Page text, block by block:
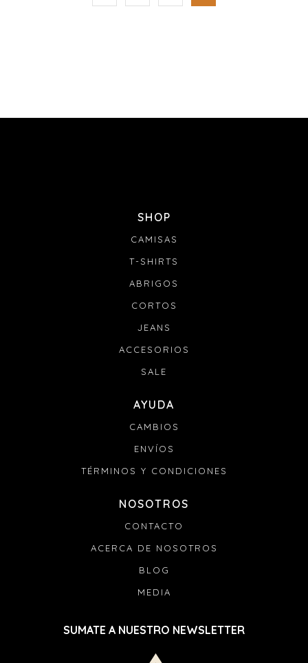
SHOP
CAMISAS
T-SHIRTS
ABRIGOS
CORTOS
JEANS
ACCESORIOS
SALE
AYUDA
CAMBIOS
ENVÍOS
TÉRMINOS Y CONDICIONES
NOSOTROS
CONTACTO
ACERCA DE NOSOTROS
BLOG
MEDIA
SUMATE A NUESTRO NEWSLETTER